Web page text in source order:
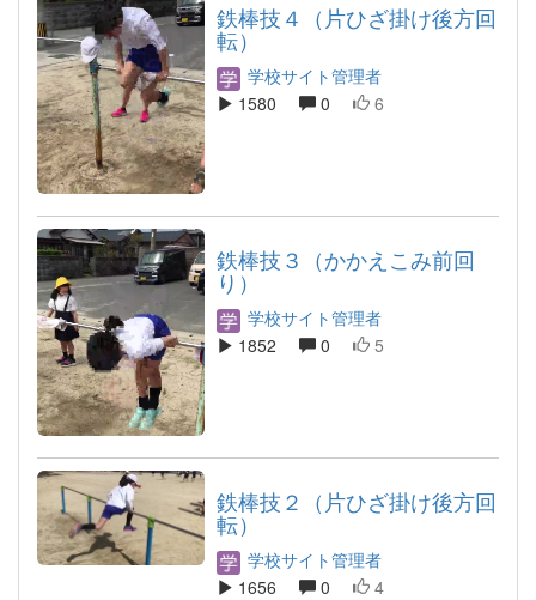
鉄棒技４（片ひざ掛け後方回
転）
学校サイト管理者
1580
0 6
鉄棒技３（かかえこみ前回
り）
学校サイト管理者
1852
0 5
鉄棒技２（片ひざ掛け後方回
転）
学校サイト管理者
1656
0 4